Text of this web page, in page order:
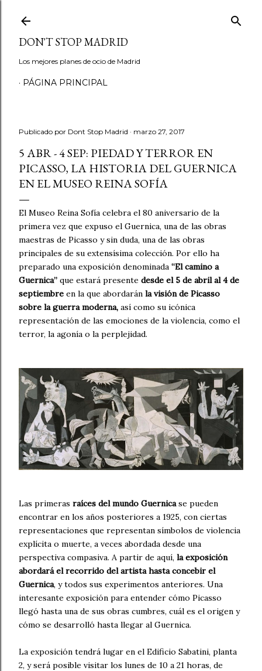
DON'T STOP MADRID
Los mejores planes de ocio de Madrid
PÁGINA PRINCIPAL
Publicado por Dont Stop Madrid marzo 27, 2017
5 ABR - 4 SEP: PIEDAD Y TERROR EN
PICASSO, LA HISTORIA DEL GUERNICA
EN EL MUSEO REINA SOFÍA
El Museo Reina Sofía celebra el 80 aniversario de la
primera vez que expuso el Guernica, una de las obras
maestras de Picasso y sin duda, una de las obras
principales de su extensísima colección. Por ello ha
preparado una exposición denominada “El camino a
Guernica” que estará presente desde el 5 de abril al 4 de
septiembre en la que abordarán la visión de Picasso
sobre la guerra moderna, así como su icónica
representación de las emociones de la violencia, como el
terror, la agonía o la perplejidad.
Las primeras raíces del mundo Guernicase pueden
encontrar en los años posteriores a 1925, con ciertas
representaciones que representan símbolos de violencia
explícita o muerte, a veces abordada desde una
perspectiva compasiva. A partir de aquí, la exposición
abordará el recorrido del artista hasta concebir el
Guernica, y todos sus experimentos anteriores. Una
interesante exposición para entender cómo Picasso
llegó hasta una de sus obras cumbres, cuál es el origen y
cómo se desarrolló hasta llegar al Guernica.
La exposición tendrá lugar en el Edificio Sabatini, planta
2, y será posible visitar los lunes de 10 a 21 horas, de